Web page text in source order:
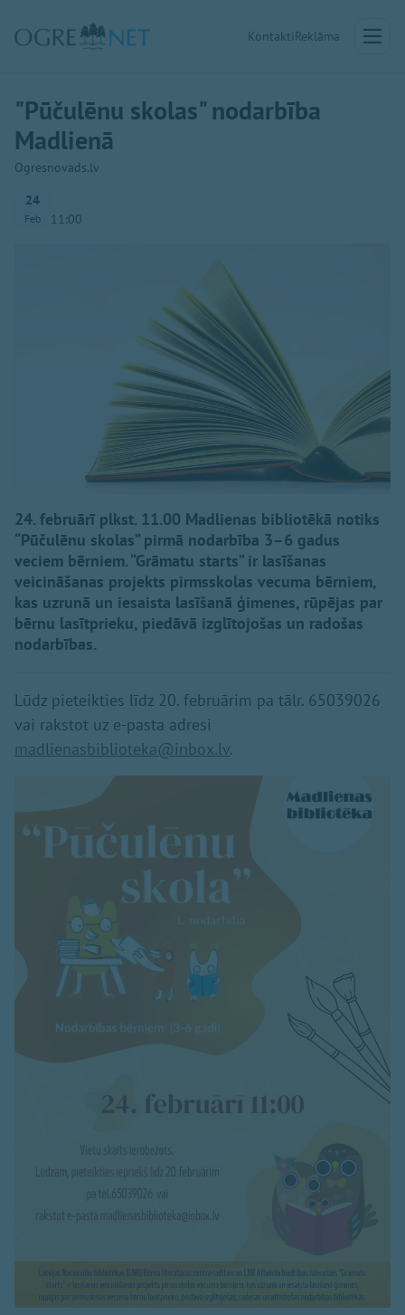
KontaktiReklāma
"Pūčulēnu skolas" nodarbība
Madlienā
Ogresnovads.lv
24
Feb 11:00
24. februārī plkst. 11.00 Madlienas bibliotēkā notiks
“Pūčulēnu skolas” pirmā nodarbība 3–6 gadus
veciem bērniem. “Grāmatu starts” ir lasīšanas
veicināšanas projekts pirmsskolas vecuma bērniem,
kas uzrunā un iesaista lasīšanā ģimenes, rūpējas par
bērnu lasītprieku, piedāvā izglītojošas un radošas
nodarbības.
Lūdz pieteikties līdz 20. februārim pa tālr. 65039026
vai rakstot uz e-pasta adresi
madlienasbiblioteka@inbox.lv.